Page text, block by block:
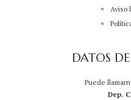
Aviso
DATOS
Puede
Dep.